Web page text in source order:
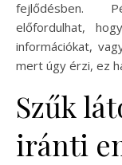
fejlődésben.
előfordulhat,
információkat,
mert úgy érzi, ez
Szűk
iránti